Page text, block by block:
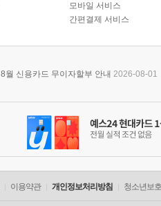
모바일 서비스
간편결제 서비스
8월 신용카드 무이자할부 안내 2026-08-01
이용약관 개인정보처리방침 청소년보